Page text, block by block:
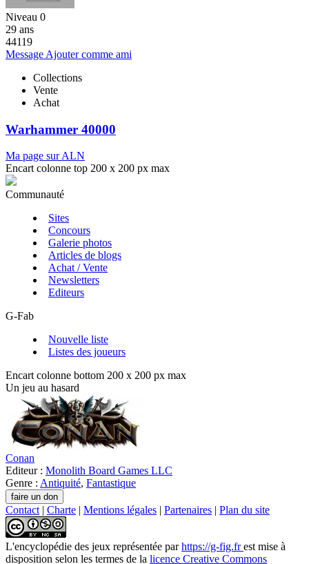
Niveau 0
29 ans
44119
Message Ajouter comme ami
Collections
Vente
Achat
Warhammer 40000
Ma page sur ALN
Encart colonne top 200 x 200 px max
Communauté
Sites
Concours
Galerie photos
Articles de blogs
Achat / Vente
Newsletters
Editeurs
G-Fab
Nouvelle liste
Listes des joueurs
Encart colonne bottom 200 x 200 px max
Un jeu au hasard
Conan
Editeur : Monolith Board Games LLC
Genre : Antiquité, Fantastique
Contact | Charte | Mentions légales | Partenaires | Plan du site
L'encyclopédie des jeux représentée parhttps://g-fig.frest mise à
disposition selon les termes de la licence Creative Commons